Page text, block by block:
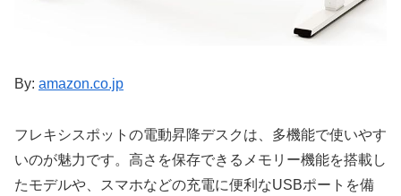
By: amazon.co.jp
フレキシスポットの電動昇降デスクは、多機能で使いやす
いのが魅力です。高さを保存できるメモリー機能を搭載し
たモデルや、スマホなどの充電に便利なUSBポートを備